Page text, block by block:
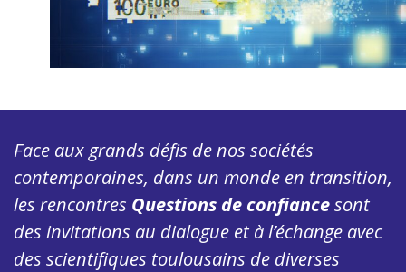
Face aux grands défis de nos sociétés
contemporaines, dans un monde en transition,
les rencontres Questions de confiancesont
des invitations au dialogue et à l’échange avec
des scientifiques toulousains de diverses